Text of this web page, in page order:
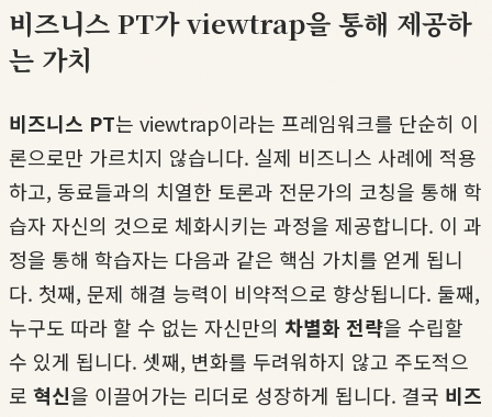
비즈니스 PT가 viewtrap을 통해 제공하
는 가치
비즈니스 PT는 viewtrap이라는 프레임워크를 단순히 이
론으로만 가르치지 않습니다. 실제 비즈니스 사례에 적용
하고, 동료들과의 치열한 토론과 전문가의 코칭을 통해 학
습자 자신의 것으로 체화시키는 과정을 제공합니다. 이 과
정을 통해 학습자는 다음과 같은 핵심 가치를 얻게 됩니
다. 첫째, 문제 해결 능력이 비약적으로 향상됩니다. 둘째,
누구도 따라 할 수 없는 자신만의 차별화 전략을 수립할
수 있게 됩니다. 셋째, 변화를 두려워하지 않고 주도적으
로 혁신을 이끌어가는 리더로 성장하게 됩니다. 결국 비즈